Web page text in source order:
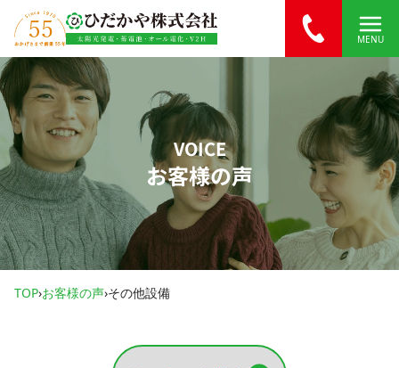
内容をスキップ
MENU
VOICE
お客様の声
TOP›お客様の声›その他設備